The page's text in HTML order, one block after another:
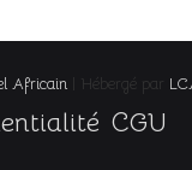
Africain | Hébergé par
CGU